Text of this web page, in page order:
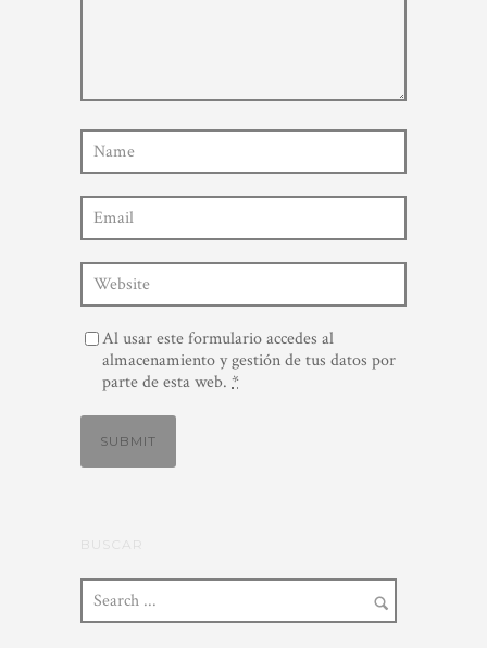
Al usar este formulario accedes al
almacenamiento y gestión de tus datos por
parte de esta web. *